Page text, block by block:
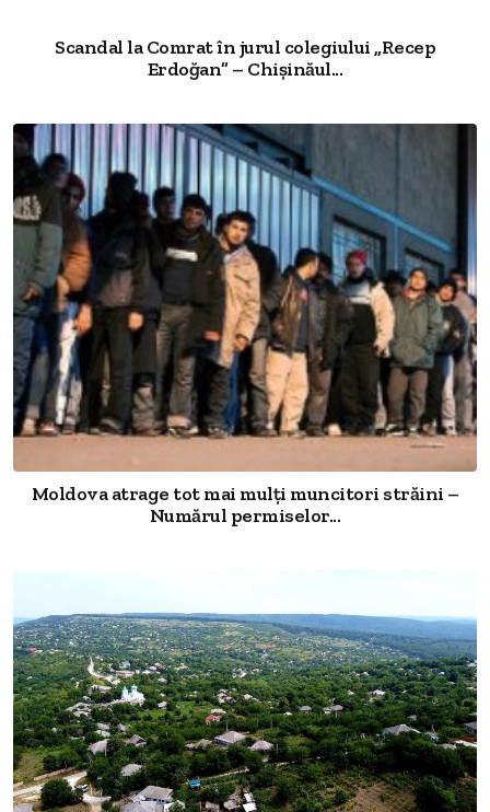
Scandal la Comrat în jurul colegiului „Recep
Erdoğan” – Chișinăul...
Moldova atrage tot mai mulți muncitori străini –
Numărul permiselor...